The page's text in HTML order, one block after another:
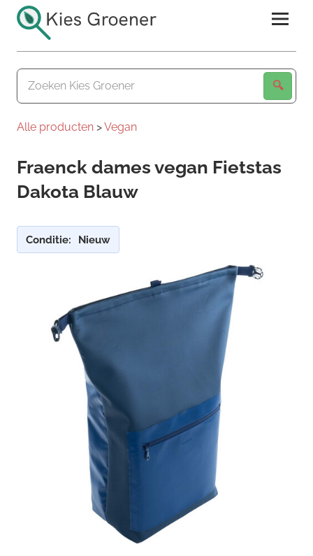
naar
inhoudKies
Groener
Alle producten >Vegan
Fraenck dames vegan Fietstas
Dakota Blauw
Conditie: Nieuw